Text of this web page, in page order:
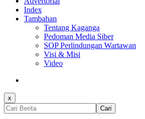
Index
Tambahan
Tentang Kaganga
Pedoman Media Siber
SOP Perlindungan Wartawan
Visi & Misi
Video
x
Cari